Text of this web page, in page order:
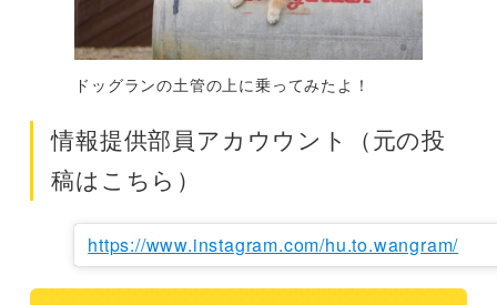
ドッグランの土管の上に乗ってみたよ！
情報提供部員アカウウント（元の投
稿はこちら）
https://www.instagram.com/hu.to.wangram/